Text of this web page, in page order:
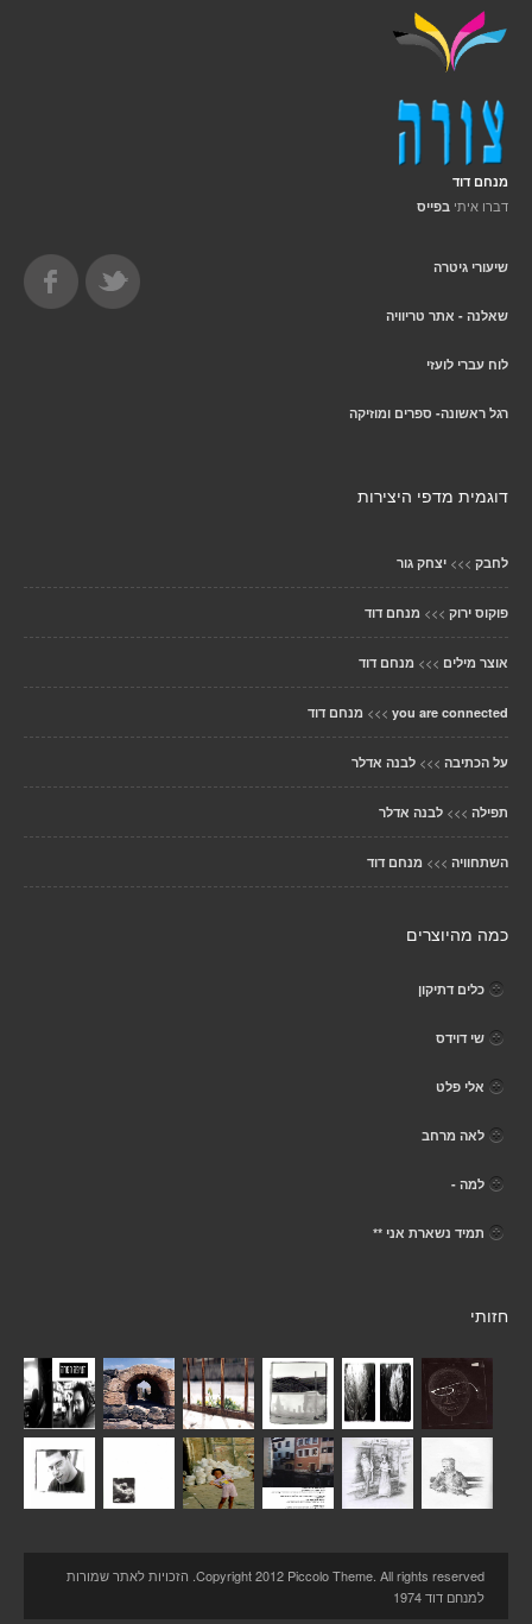
מנחם דוד
דברו איתי בפייס
שיעורי גיטרה
שאלנה - אתר טריוויה
לוח עברי לועזי
רגל ראשונה- ספרים ומוזיקה
דוגמית מדפי היצירות
לחבק >>> יצחק גור
פוקוס ירוק >>> מנחם דוד
אוצר מילים >>> מנחם דוד
you are connected
>>> מנחם דוד
על הכתיבה >>> לבנה אדלר
תפילה >>> לבנה אדלר
השתחוויה >>> מנחם דוד
כמה מהיוצרים
כלים דתיקון
שי דוידס
אלי פלט
לאה מרחב
למה -
תמיד נשארת אני **
חזותי
Copyright 2012 Piccolo Theme. All rights reserved. הזכויות לאתר שמורות
למנחם דוד 1974